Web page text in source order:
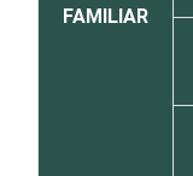
FAMILIAR